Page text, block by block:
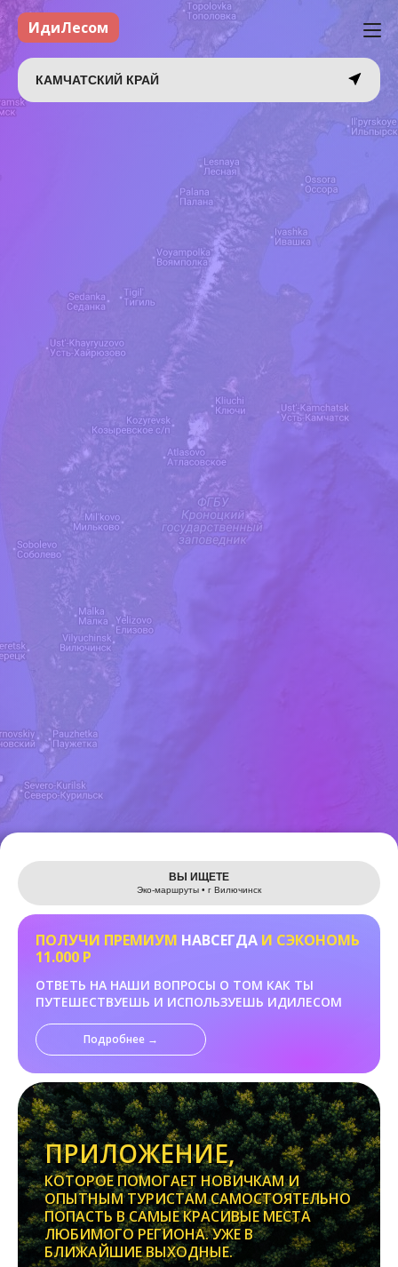
Leaflet
ИдиЛесом
КАМЧАТСКИЙ КРАЙ
ВЫ ИЩЕТЕ
Эко-маршруты • г Вилючинск
ПОЛУЧИ ПРЕМИУМ НАВСЕГДА И СЭКОНОМЬ
11.000 Р
ОТВЕТЬ НА НАШИ ВОПРОСЫ О ТОМ КАК ТЫ
ПУТЕШЕСТВУЕШЬ И ИСПОЛЬЗУЕШЬ ИДИЛЕСОМ
Подробнее →
ПРИЛОЖЕНИЕ,
КОТОРОЕ ПОМОГАЕТ НОВИЧКАМ И
ОПЫТНЫМ ТУРИСТАМ САМОСТОЯТЕЛЬНО
ПОПАСТЬ В САМЫЕ КРАСИВЫЕ МЕСТА
ЛЮБИМОГО РЕГИОНА. УЖЕ В
БЛИЖАЙШИЕ ВЫХОДНЫЕ.